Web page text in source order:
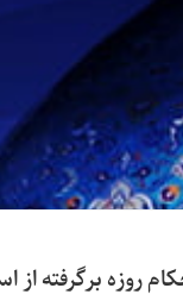
روزه برگرفته